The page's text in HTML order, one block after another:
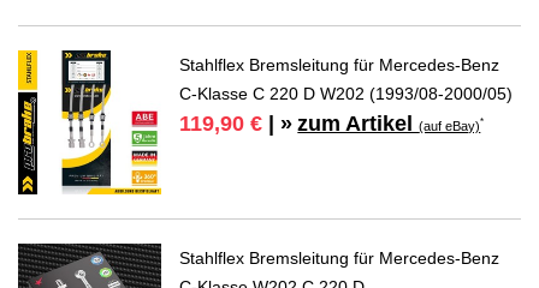
Stahlflex Bremsleitung für Mercedes-Benz
C-Klasse C 220 D W202 (1993/08-2000/05)
119,90 € | » zum Artikel(auf eBay)*
Stahlflex Bremsleitung für Mercedes-Benz